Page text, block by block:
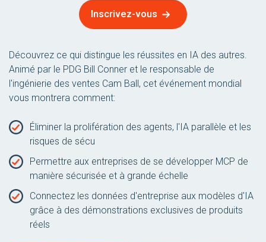
Inscrivez-vous
Découvrez ce qui distingue les réussites en IA des autres.
Animé par le PDG Bill Conner et le responsable de
l'ingénierie des ventes Cam Ball, cet événement mondial
vous montrera comment:
Éliminer la prolifération des agents, l'IA parallèle et les
risques de sécu
Permettre aux entreprises de se développer MCP de
manière sécurisée et à grande échelle
Connectez les données d'entreprise aux modèles d'IA
grâce à des démonstrations exclusives de produits
réels